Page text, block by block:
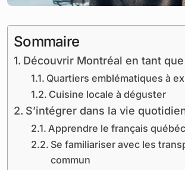
Sommaire
Découvrir Montréal en tant
Quartiers emblématiques à
Cuisine locale à déguster
S’intégrer dans la vie
Apprendre le français
Se familiariser avec les
commun